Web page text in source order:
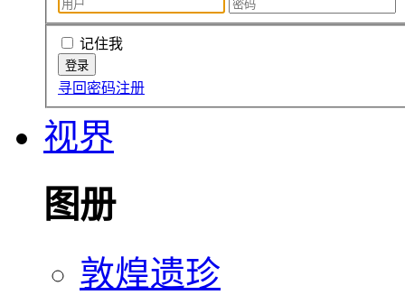
记住我
寻回密码注册
视界
图册
敦煌遗珍